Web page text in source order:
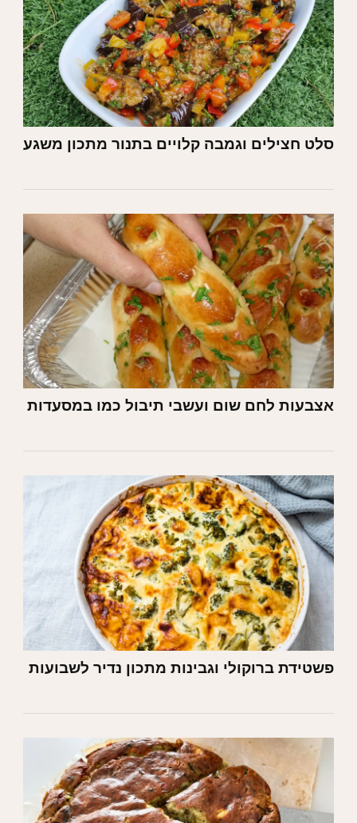
סלט חצילים וגמבה קלויים בתנור מתכון משגע
אצבעות לחם שום ועשבי תיבול כמו במסעדות
פשטידת ברוקולי וגבינות מתכון נדיר לשבועות